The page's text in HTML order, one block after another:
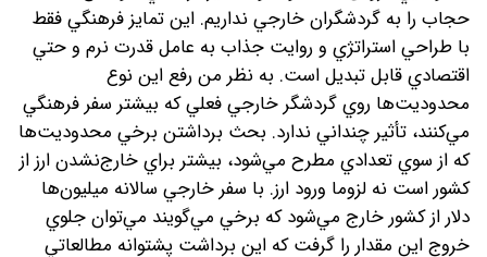
حجاب را به گردشگران خارجي نداريم. اين تمايز فرهنگي فقط
با طراحي استراتژي و روايت جذاب به عامل قدرت نرم و حتي
اقتصادي قابل تبديل است. به نظر من رفع اين نوع
محدوديت‌ها روي گردشگر خارجي فعلي که بيشتر سفر فرهنگي
مي‌کنند، تأثير چنداني ندارد. بحث برداشتن برخي محدوديت‌ها
که از سوي تعدادي مطرح مي‌شود، بيشتر براي خارج‌نشدن ارز از
کشور است نه لزوما ورود ارز. با سفر خارجي سالانه ميليون‌ها
دلار از کشور خارج مي‌شود که برخي مي‌گويند مي‌توان جلوي
خروج اين مقدار را گرفت که اين برداشت پشتوانه مطالعاتي